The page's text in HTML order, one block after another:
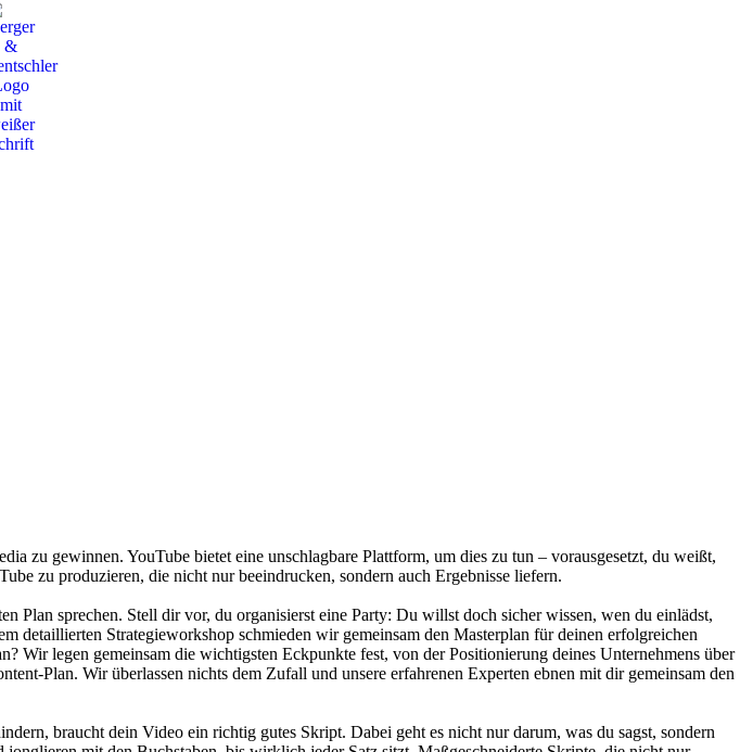
zu gewinnen. YouTube bietet eine unschlagbare Plattform, um dies zu tun – vorausgesetzt, du weißt,
zu produzieren, die nicht nur beeindrucken, sondern auch Ergebnisse liefern.
Plan sprechen. Stell dir vor, du organisierst eine Party: Du willst doch sicher wissen, wen du einlädst,
detaillierten Strategieworkshop schmieden wir gemeinsam den Masterplan für deinen erfolgreichen
Wir legen gemeinsam die wichtigsten Eckpunkte fest, von der Positionierung deines Unternehmens über
Plan. Wir überlassen nichts dem Zufall und unsere erfahrenen Experten ebnen mit dir gemeinsam den
braucht dein Video ein richtig gutes Skript. Dabei geht es nicht nur darum, was du sagst, sondern